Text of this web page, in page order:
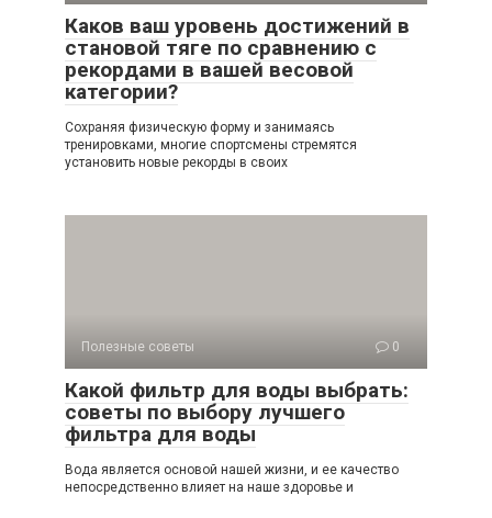
Каков ваш уровень достижений в
становой тяге по сравнению с
рекордами в вашей весовой
категории?
Сохраняя физическую форму и занимаясь
тренировками, многие спортсмены стремятся
установить новые рекорды в своих
Полезные советы 0
Какой фильтр для воды выбрать:
советы по выбору лучшего
фильтра для воды
Вода является основой нашей жизни, и ее качество
непосредственно влияет на наше здоровье и